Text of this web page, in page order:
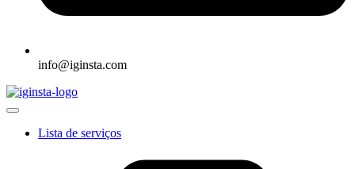
info@iginsta.com
Lista de serviços